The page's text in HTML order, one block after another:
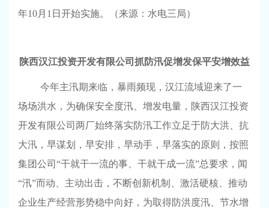
年10月 1 日开始实施。 （来源：水电三局）
陕西汉江投资开发有限公司抓防汛促增发保平安增效益
今年主汛期来临，暴雨频现，汉江流域迎来了一
场场洪水，为确保安全度汛、增发电量，陕西汉江投资
开发有限公司两厂始终落实防汛工作立足于防大洪、抗
大汛，早谋划，早安排，早动手，早落实的原则，按照
集团公司“干就干一流的事、干就干成一流”总要求，闻
“汛”而动、主动出击，不断创新机制、激活硬核、推动
企业生产经营形势稳中向好，为取得防洪度汛、节水增